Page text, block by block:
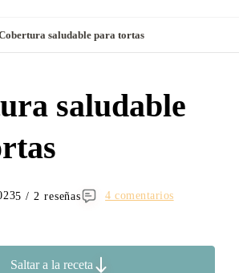
saludable para tortas
saludable
5 / 2 reseñas 4 comentarios
Saltar a la receta